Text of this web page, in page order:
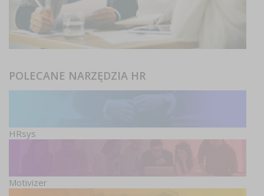
POLECANE NARZĘDZIA HR
HRsys
Motivizer